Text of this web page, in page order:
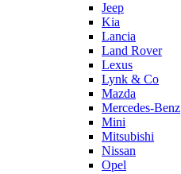
Jeep
Kia
Lancia
Land Rover
Lexus
Lynk & Co
Mazda
Mercedes-Benz
Mini
Mitsubishi
Nissan
Opel